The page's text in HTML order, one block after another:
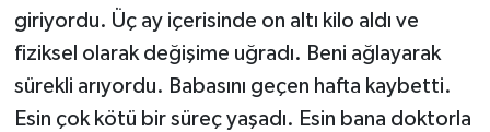
giriyordu. Üç ay içerisinde on altı kilo aldı ve
fiziksel olarak değişime uğradı. Beni ağlayarak
sürekli arıyordu. Babasını geçen hafta kaybetti.
Esin çok kötü bir süreç yaşadı. Esin bana doktorla